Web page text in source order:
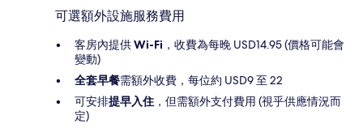
可選額外設施服務費用
客房內提供Wi-Fi ，收費為每晚 USD14.95 (價格可能會
變動)
全套早餐需額外收費，每位約 USD9 至 22
可安排提早入住 ，但需額外支付費用 (視乎供應情況而
定)